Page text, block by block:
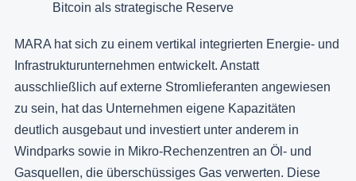
Bitcoin als strategische Reserve
MARA hat sich zu einem vertikal integrierten Energie- und
Infrastrukturunternehmen entwickelt. Anstatt
ausschließlich auf externe Stromlieferanten angewiesen
zu sein, hat das Unternehmen eigene Kapazitäten
deutlich ausgebaut und investiert unter anderem in
Windparks sowie in Mikro-Rechenzentren an Öl- und
Gasquellen, die überschüssiges Gas verwerten. Diese